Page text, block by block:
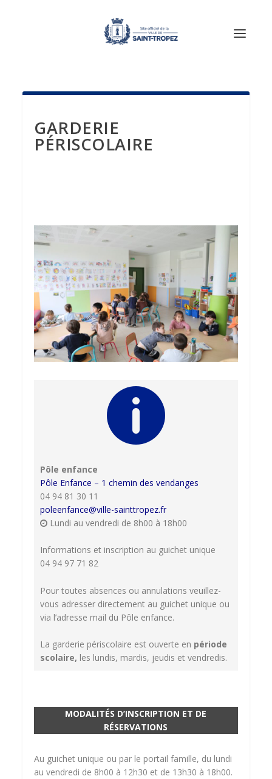
GARDERIE
PÉRISCOLAIRE

Pôle enfance
Pôle Enfance – 1 chemin des vendanges
04 94 81 30 11
poleenfance@ville-sainttropez.fr
Lundi au vendredi de 8h00 à 18h00
Informations et inscription au guichet unique
04 94 97 71 82
Pour toutes absences ou annulations veuillez-
vous adresser directement au guichet unique ou
via l’adresse mail du Pôle enfance.
La garderie périscolaire est ouverte en période
scolaire, les lundis, mardis, jeudis et vendredis.
MODALITÉS D’INSCRIPTION ET DE
RÉSERVATIONS
Au guichet unique ou par le portail famille, du lundi
au vendredi de 8h00 à 12h30 et de 13h30 à 18h00.